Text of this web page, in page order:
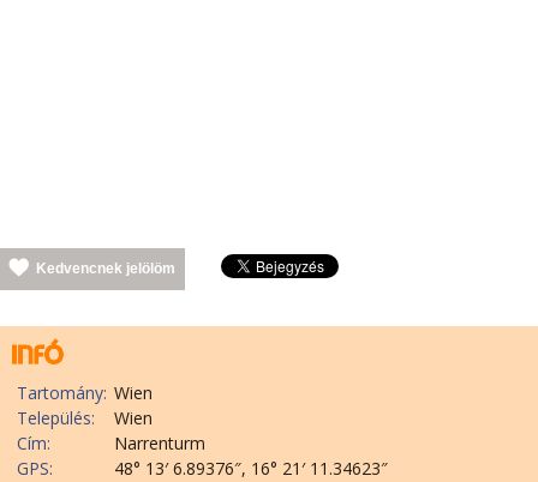
Kedvencnek jelölöm
Tartomány: Wien
Település:
Wien
Cím:
Narrenturm
GPS:
48° 13′ 6.89376″, 16° 21′ 11.34623″